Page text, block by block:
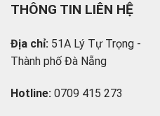
THÔNG TIN LIÊN HỆ
Địa chỉ: 51A Lý Tự Trọng -
Thành phố Đà Nẵng
Hotline: 0709 415 273